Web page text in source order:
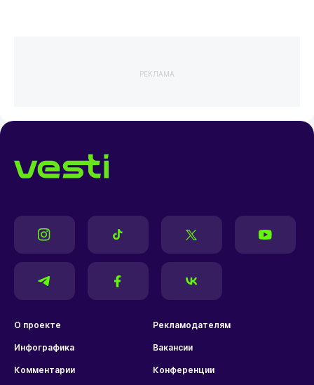
РЕКЛАМА
О проекте Рекламодателям
Инфографика Вакансии
Комментарии Конференции